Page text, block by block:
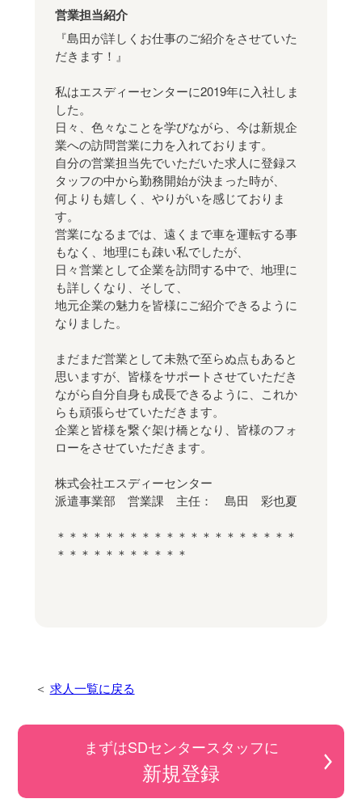
営業担当紹介
『島田が詳しくお仕事のご紹介をさせていた
だきます！』
私はエスディーセンターに2019年に入社しま
した。
日々、色々なことを学びながら、今は新規企
業への訪問営業に力を入れております。
自分の営業担当先でいただいた求人に登録ス
タッフの中から勤務開始が決まった時が、
何よりも嬉しく、やりがいを感じておりま
す。
営業になるまでは、遠くまで車を運転する事
もなく、地理にも疎い私でしたが、
日々営業として企業を訪問する中で、地理に
も詳しくなり、そして、
地元企業の魅力を皆様にご紹介できるように
なりました。
まだまだ営業として未熟で至らぬ点もあると
思いますが、皆様をサポートさせていただき
ながら自分自身も成長できるように、これか
らも頑張らせていただきます。
企業と皆様を繋ぐ架け橋となり、皆様のフォ
ローをさせていただきます。
株式会社エスディーセンター
派遣事業部 営業課 主任： 島田 彩也夏
＊＊＊＊＊＊＊＊＊＊＊＊＊＊＊＊＊＊＊＊
＊＊＊＊＊＊＊＊＊＊＊
求人一覧に戻る
まずはSDセンタースタッフに
新規登録